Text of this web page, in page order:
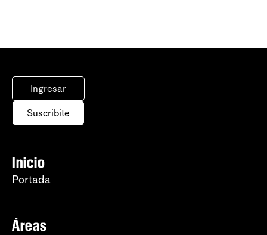
Ingresar
Suscribite
Inicio
Portada
Áreas